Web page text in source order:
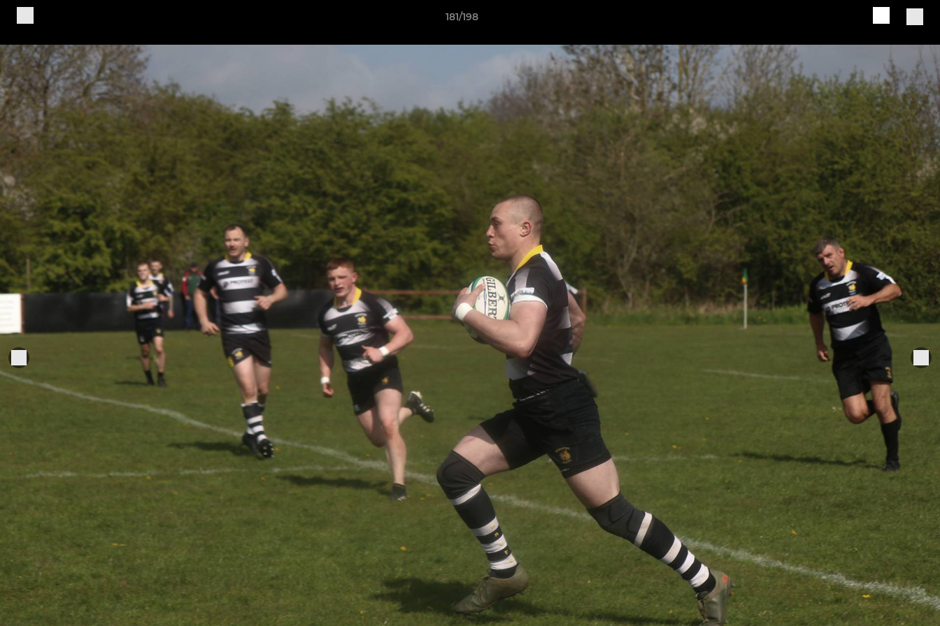
181/198